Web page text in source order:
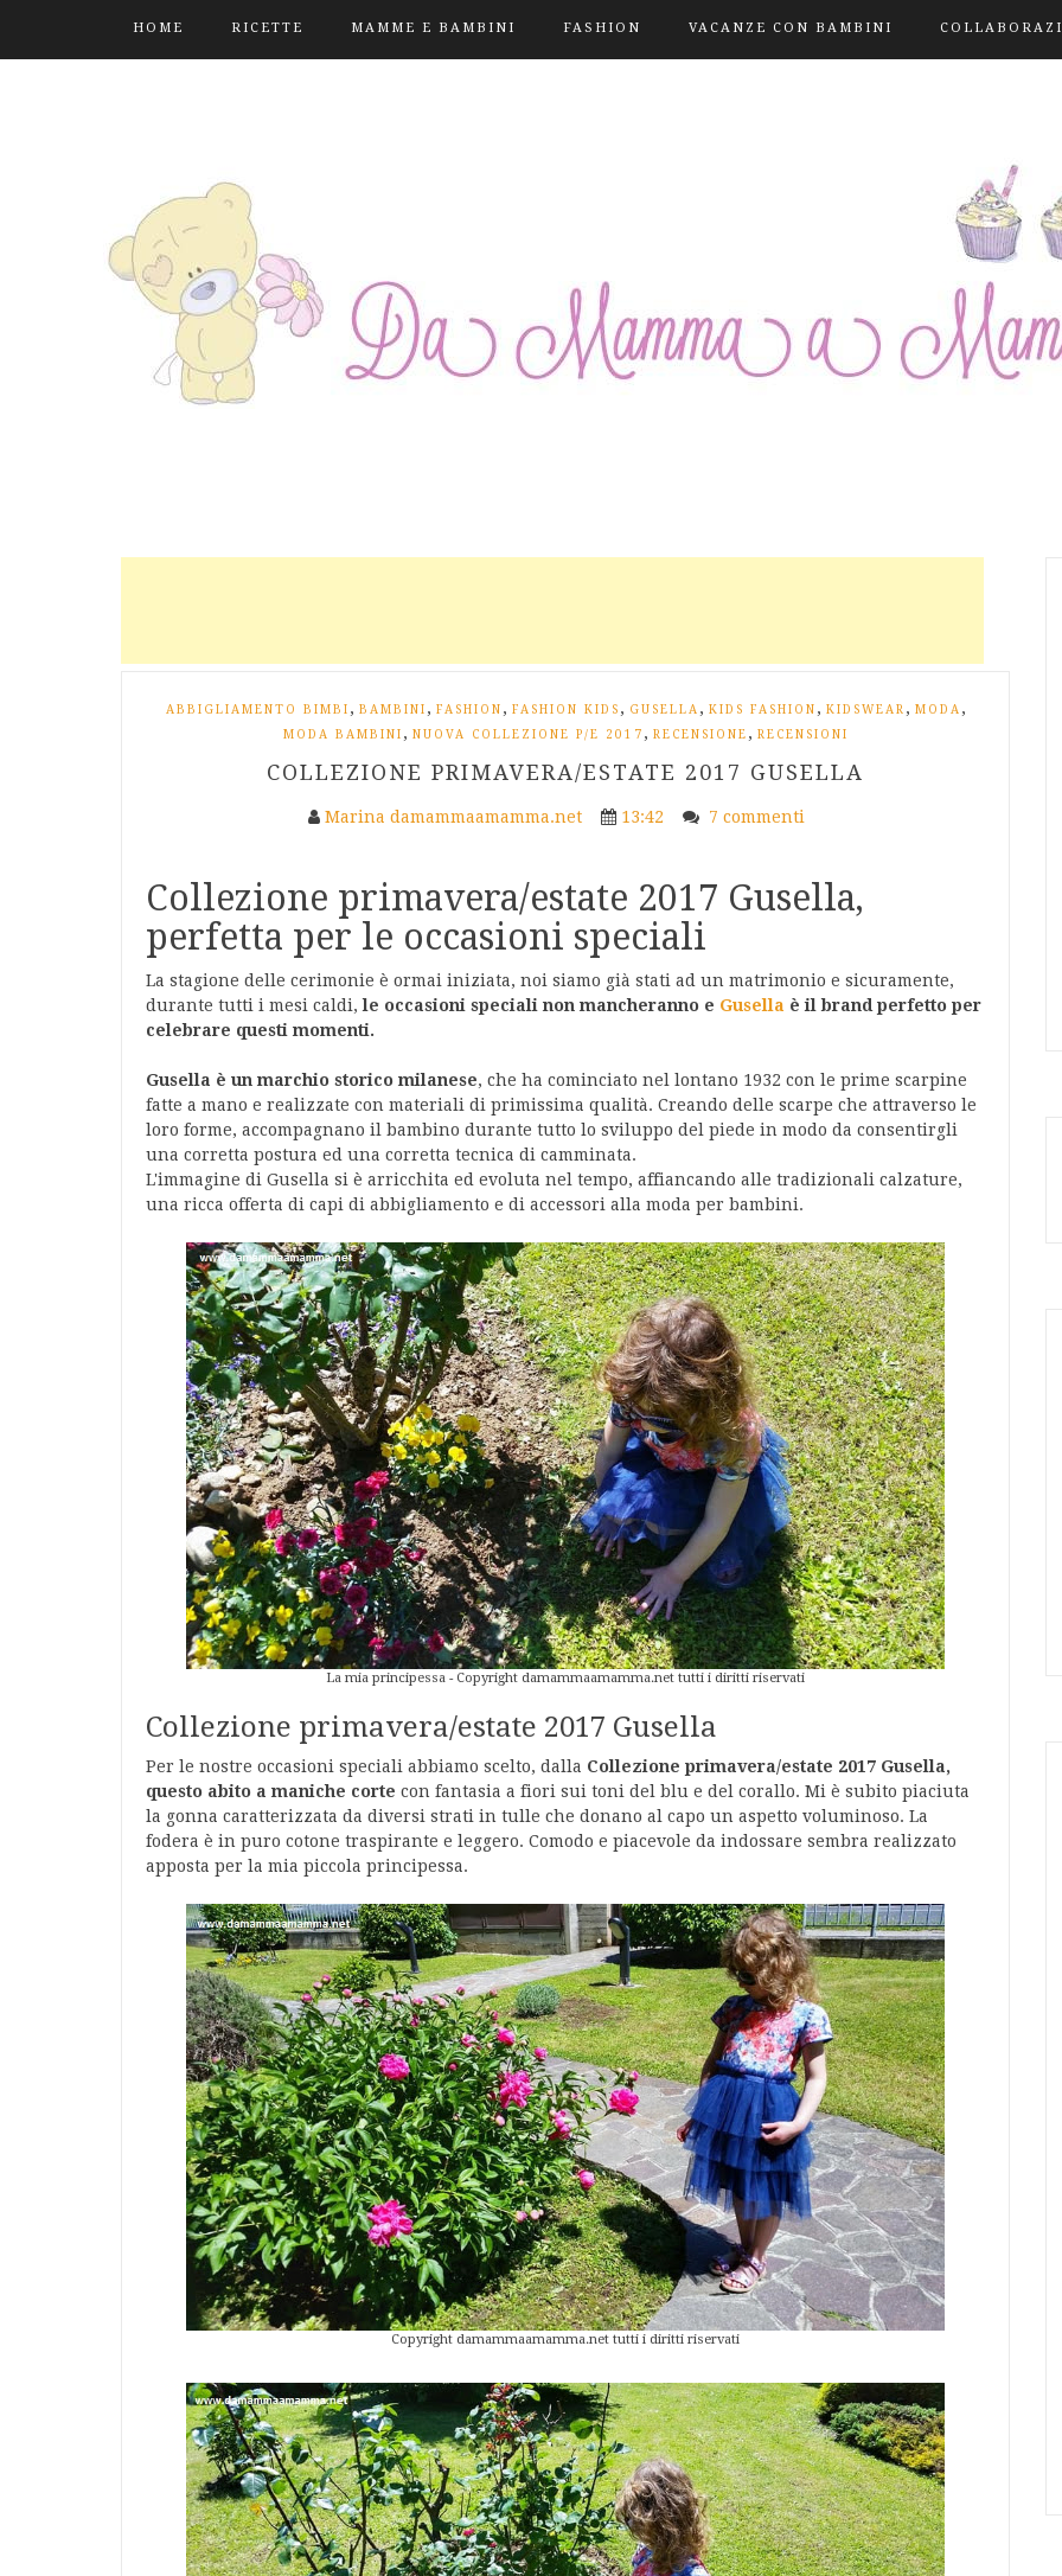
HOME RICETTE MAMME E BAMBINI FASHION VACANZE CON BAMBINI
ABBIGLIAMENTO BIMBI , BAMBINI , FASHION , FASHION KIDS , GUSELLA , KIDS FASHION , KIDSWEAR , MODA ,
MODA BAMBINI , NUOVA COLLEZIONE P/E 2017 , RECENSIONE , RECENSIONI
COLLEZIONE PRIMAVERA/ESTATE 2017 GUSELLA
Marina damammaamamma.net 13:42 7 commenti
Collezione primavera/estate 2017 Gusella,
perfetta per le occasioni speciali
La stagione delle cerimonie è ormai iniziata, noi siamo già stati ad un matrimonio e sicuramente,
durante tutti i mesi caldi,le occasioni speciali non mancheranno e Gusella è il brand perfetto per
celebrare questi momenti.
Gusella è un marchio storico milanese, che ha cominciato nel lontano 1932 con le prime scarpine
fatte a mano e realizzate con materiali di primissima qualità. Creando delle scarpe che attraverso le
loro forme, accompagnano il bambino durante tutto lo sviluppo del piede in modo da consentirgli
una corretta postura ed una corretta tecnica di camminata.
L'immagine di Gusella si è arricchita ed evoluta nel tempo, affiancando alle tradizionali calzature,
una ricca offerta di capi di abbigliamento e di accessori alla moda per bambini.
La mia principessa - Copyright damammaamamma.net tutti i diritti riservati
Collezione primavera/estate 2017 Gusella
Per le nostre occasioni speciali abbiamo scelto, dalla Collezione primavera/estate 2017 Gusella,
questo abito a maniche corte con fantasia a fiori sui toni del blu e del corallo. Mi è subito piaciuta
la gonna caratterizzata da diversi strati in tulle che donano al capo un aspetto voluminoso. La
fodera è in puro cotone traspirante e leggero. Comodo e piacevole da indossare sembra realizzato
apposta per la mia piccola principessa.
Copyright damammaamamma.net tutti i diritti riservati